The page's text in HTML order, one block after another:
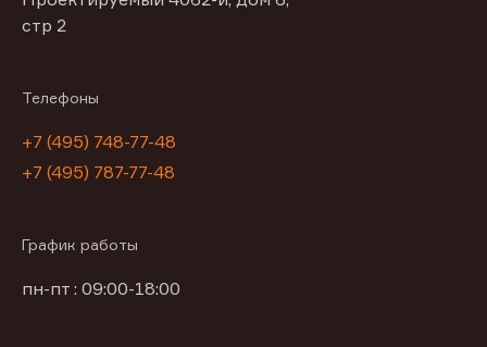
стр 2
Телефоны
+7 (495) 748-77-48
+7 (495) 787-77-48
График работы
пн-пт : 09:00-18:00